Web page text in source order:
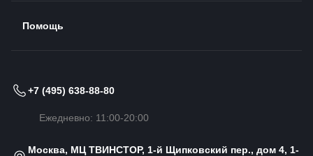
Помощь
+7 (495) 638-88-80
Ежедневно: 11:00-20:00
Москва, МЦ ТВИНСТОР, 1-й Щипковский пер., дом 4, 1-